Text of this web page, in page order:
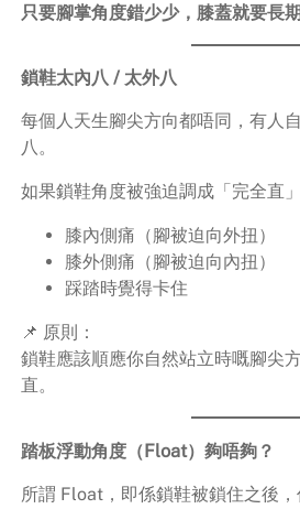
只要腳掌角度錯少少，膝蓋就要長期
鎖鞋太內八 / 太外八
每個人天生腳尖方向都唔同，有人
八。
如果鎖鞋角度被強迫調成「完全直
膝內側痛（腳被迫向外扭）
膝外側痛（腳被迫向內扭）
踩踏時覺得卡住
📌 原則：
鎖鞋應該順應你自然站立時嘅腳尖
直。
踏板浮動角度（Float）夠唔夠？
所謂 Float，即係鎖鞋被鎖住之後